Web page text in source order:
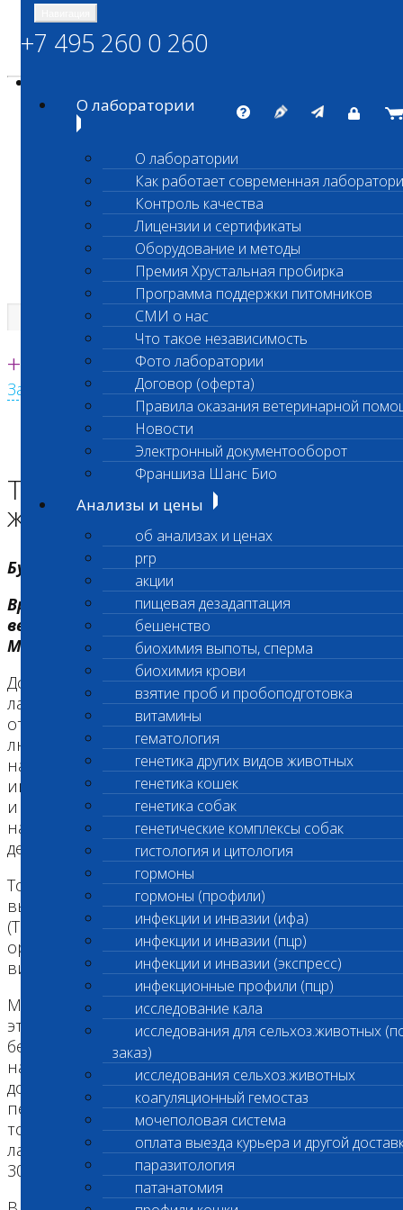
ШАНС БИО
Независимая ветеринарная лаборатория
Единая круглосуточная справочная
+7 495 260 0 260
Заказать звонок с сайта
+7 495 260 0 260
О лаборатории
О лаборатории
Как работает современная
Контроль качества
Лицензии и сертификаты
Оборудование и методы
Премия Хрустальная пробирка
Программа поддержки питомников
СМИ о нас
Что такое независимость
Фото лаборатории
Договор (оферта)
Правила оказания ветеринарной
Новости
Электронный документооборот
Франшиза Шанс Био
Анализы и цены
об анализах и ценах
prp
акции
пищевая дезадаптация
бешенство
биохимия выпоты, сперма
биохимия крови
взятие проб и пробоподготовка
витамины
гематология
генетика других видов животных
генетика кошек
генетика собак
генетические комплексы собак
гистология и цитология
гормоны
гормоны (профили)
инфекции и инвазии (ифа)
инфекции и инвазии (пцр)
инфекции и инвазии (экспресс)
инфекционные профили (пцр)
исследование кала
исследования для сельхоз.животных
заказ)
исследования сельхоз.животных
коагуляционный гемостаз
мочеполовая система
оплата выезда курьера и другой
паразитология
патанатомия
Главная страница
Программа большая семья
Токсоплазмоз и домашние животные
Токсоплазмоз и домашние
животные
Бурмистров Евгений Николаевич
Врач КЛД, Эксперт, Директор Независимой
ветеринарной лаборатории «Шанс Био», г.
Москва
Домашние животные радуют нас своими
ласками, жизнерадостностью, учат легкому
отношению к жизни и дарят безграничную
любовь. Вместе с тем они же могут одаривать
нас возбудителями различных инфекционных и
инвазионных заболеваний, общих для человека
и животных – антропозоонозов. Одно из них,
наиболее опасное для беременных женщин и
детей – токсоплазмоз.
Токсоплазмоз - паразитарное заболевание,
вызывается микроскопическим паразитом
(Toxoplasma gondii),обитающим внутри клеток
организма. Болеют токсоплазмозом более 400
видов животных и человек.
Многие впервые сталкиваются с названием
этого заболевания при наступлении
беременности, получая от доктора направление
на TORCH инфекции. Однако, мало кто знает, что
до 65% всего человечества заражено или
переболело токсоплазмозом, а в России, исходя
только из официально подтвержденных
лабораторных исследований, можно говорить о
30% инфицированных.